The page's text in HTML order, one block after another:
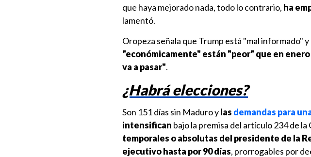
que haya mejorado nada, todo lo contrario, ha
lamentó.
Oropeza señala que Trump está "mal informado" y
"económicamente" están "peor" que en
va a pasar".
¿Habrá elecciones?
Son 151 días sin Maduro ylas demandas para
intensifican bajo la premisa del artículo 234 de
temporales o absolutas del presidente de la
ejecutivo hasta por 90 días, prorrogables por